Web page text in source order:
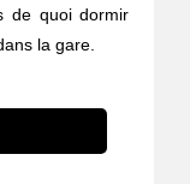
de quoi dormir
la gare.